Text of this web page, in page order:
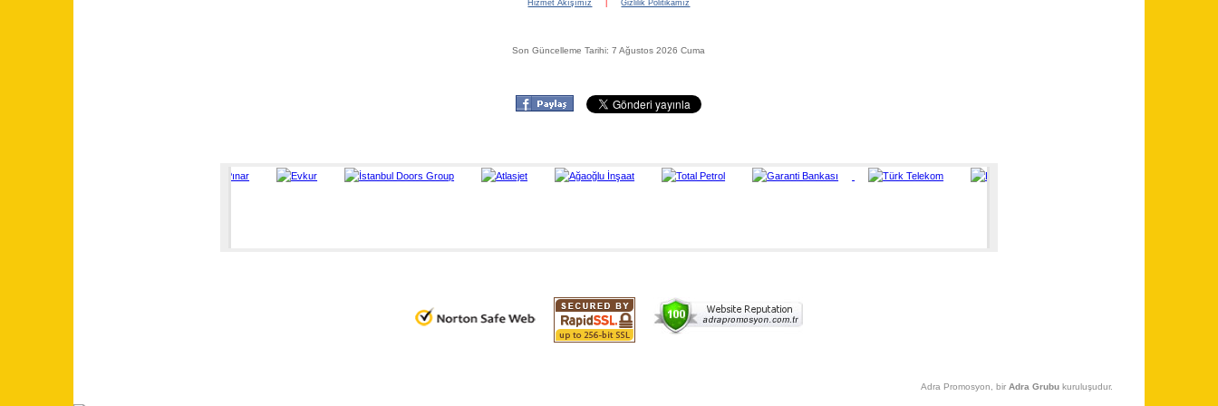
Hizmet Akışımız Gizlilik Politikamız
Son Güncelleme Tarihi: 7 Ağustos 2026 Cuma
Adra Promosyon, bir Adra Grubukuruluşudur.